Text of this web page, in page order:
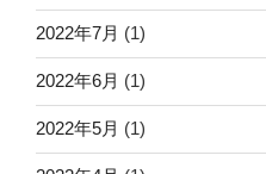
2022年7月 (1)
2022年6月 (1)
2022年5月 (1)